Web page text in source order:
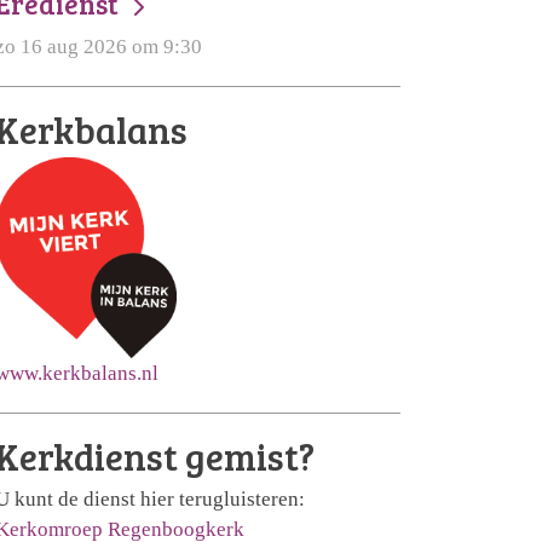
16 aug 2026 om 9:30
gemist?
kunt de dienst hier terugluisteren:
Regenboogkerk